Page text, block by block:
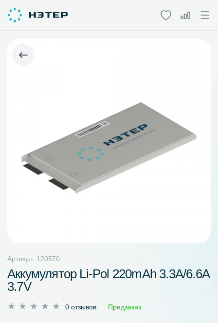
Артикул: 120570
Аккумулятор Li-Pol 220mAh 3.3A/6.6A
3.7V
Оценка
0 отзывов Предзаказ